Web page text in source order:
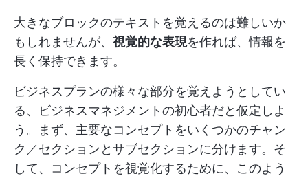
大きなブロックのテキストを覚えるのは難しいか
もしれませんが、 視覚的な表現を作れば、情報を
長く保持できます。
ビジネスプランの様々な部分を覚えようとしてい
る、ビジネスマネジメントの初心者だと仮定しよ
う。まず、主要なコンセプトをいくつかのチャン
ク／セクションとサブセクションに分けます。そ
して、コンセプトを視覚化するために、このよう